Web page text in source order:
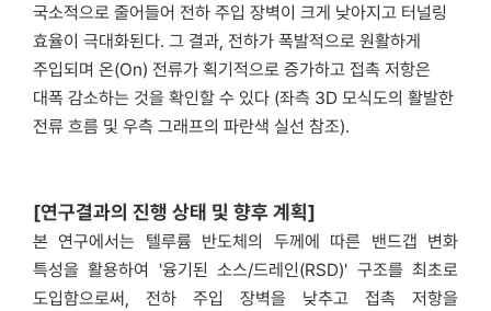
국소적으로 줄어들어 전하 주입 장벽이 크게 낮아지고 터널링
효율이 극대화된다. 그 결과, 전하가 폭발적으로 원활하게
주입되며 온(On) 전류가 획기적으로 증가하고 접촉 저항은
대폭 감소하는 것을 확인할 수 있다 (좌측 3D 모식도의 활발한
전류 흐름 및 우측 그래프의 파란색 실선 참조).
[연구결과의 진행 상태 및 향후 계획]
본 연구에서는 텔루륨 반도체의 두께에 따른 밴드갭 변화
특성을 활용하여 '융기된 소스/드레인(RSD)' 구조를 최초로
도입함으로써, 전하 주입 장벽을 낮추고 접촉 저항을